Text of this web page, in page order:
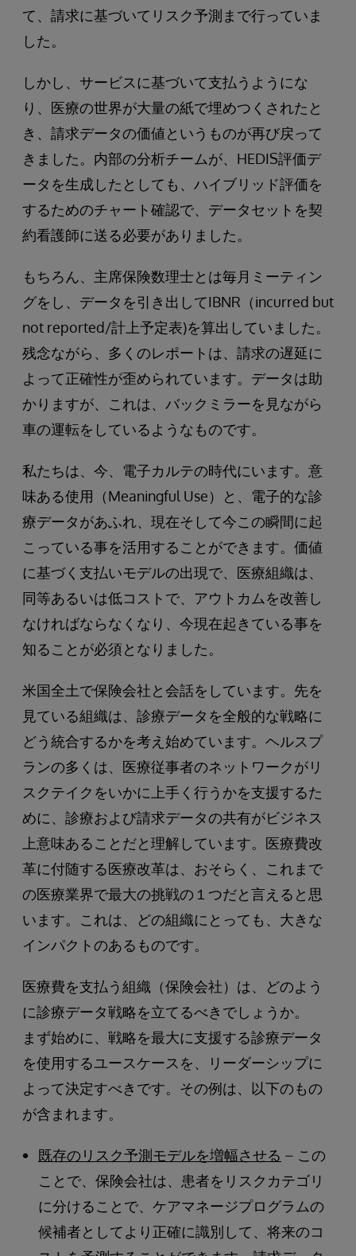
て、請求に基づいてリスク予測まで行っていま
した。
しかし、サービスに基づいて支払うようにな
り、医療の世界が大量の紙で埋めつくされたと
き、請求データの価値というものが再び戻って
きました。内部の分析チームが、HEDIS評価デ
ータを生成したとしても、ハイブリッド評価を
するためのチャート確認で、データセットを契
約看護師に送る必要がありました。
もちろん、主席保険数理士とは毎月ミーティン
グをし、データを引き出してIBNR（incurred but
not reported/計上予定表)を算出していました。
残念ながら、多くのレポートは、請求の遅延に
よって正確性が歪められています。データは助
かりますが、これは、バックミラーを見ながら
車の運転をしているようなものです。
私たちは、今、電子カルテの時代にいます。意
味ある使用（Meaningful Use）と、電子的な診
療データがあふれ、現在そして今この瞬間に起
こっている事を活用することができます。価値
に基づく支払いモデルの出現で、医療組織は、
同等あるいは低コストで、アウトカムを改善し
なければならなくなり、今現在起きている事を
知ることが必須となりました。
米国全土で保険会社と会話をしています。先を
見ている組織は、診療データを全般的な戦略に
どう統合するかを考え始めています。ヘルスプ
ランの多くは、医療従事者のネットワークがリ
スクテイクをいかに上手く行うかを支援するた
めに、診療および請求データの共有がビジネス
上意味あることだと理解しています。医療費改
革に付随する医療改革は、おそらく、これまで
の医療業界で最大の挑戦の１つだと言えると思
います。これは、どの組織にとっても、大きな
インパクトのあるものです。
医療費を支払う組織（保険会社）は、どのよう
に診療データ戦略を立てるべきでしょうか。
まず始めに、戦略を最大に支援する診療データ
を使用するユースケースを、リーダーシップに
よって決定すべきです。その例は、以下のもの
が含まれます。
既存のリスク予測モデルを増幅させる – この
ことで、保険会社は、患者をリスクカテゴリ
に分けることで、ケアマネージプログラムの
候補者としてより正確に識別して、将来のコ